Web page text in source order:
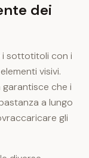
dei
i sottotitoli con i
visivi.
che i
a lungo
gli